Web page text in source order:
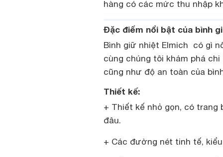
hàng có các mức thu nhập
Đặc điểm nổi bật của bình
Bình giữ nhiệt Elmich có gì
cùng chúng tôi khám phá
cũng như độ an toàn của
Thiết kế:
+ Thiết kế nhỏ gọn, có trang
đâu.
+ Các đường nét tinh tế,